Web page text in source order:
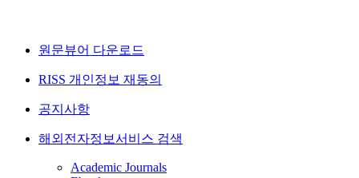
원문뷰어 다운로드
RISS 개인정보 재동의
공지사항
해외전자정보서비스 검색
Academic Journals